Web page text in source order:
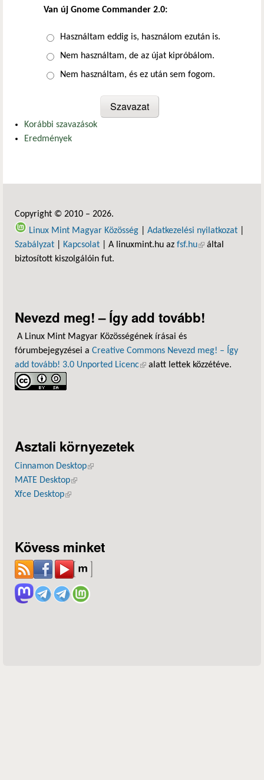
Van új Gnome Commander 2.0:
Választások
Használtam eddig is, használom ezután is.
Nem használtam, de az újat kipróbálom.
Nem használtam, és ez után sem fogom.
Korábbi szavazások
Eredmények
Copyright © 2010 – 2026.
Linux Mint Magyar Közösség
Adatkezelési nyilatkozat
Szabályzat
Kapcsolat | A linuxmint.hu az fsf.hu(külső hivatkozás)
által
biztosított kiszolgálóin fut.
Nevezd meg! – Így add tovább!
A Linux Mint Magyar Közösségének írásai és
fórumbejegyzései a Creative Commons Nevezd meg! – Így
add tovább! 3.0 Unported Licenc(külső hivatkozás)
alatt lettek közzétéve.
Asztali környezetek
Cinnamon Desktop(külső hivatkozás)
MATE Desktop(külső hivatkozás)
Xfce Desktop(külső hivatkozás)
Kövess minket